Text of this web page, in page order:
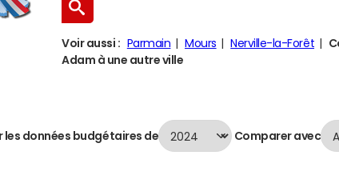
Voir aussi : Parmain Mours Nerville-la-Forêt
Adam à une autre ville
les données budgétaires de Comparer avec